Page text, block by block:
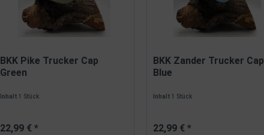
BKK Pike Trucker Cap
Green
Inhalt1 Stück
22,99 € *
BKK Zander Trucker Cap
Blue
Inhalt1 Stück
22,99 € *